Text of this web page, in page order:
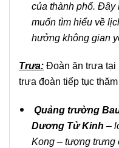
của thành phố. Đây
muốn tìm hiểu về
hưởng không gian
Trưa: Đoàn ăn trưa tại
trưa đoàn tiếp tục
Quảng trường
Dương Tử Kinh –
Kong – tượng trưng